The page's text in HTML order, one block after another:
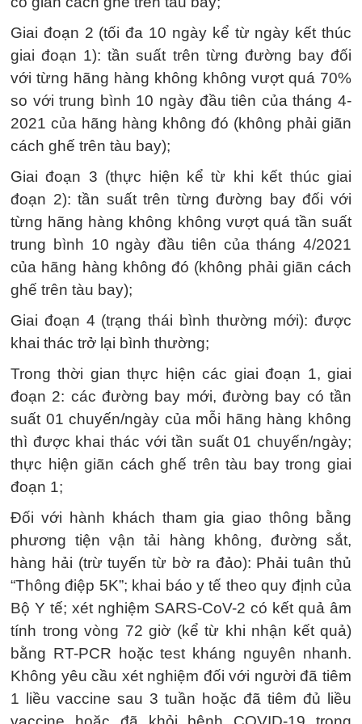
Giai đoạn 2 (tối đa 10 ngày kể từ ngày kết thúc
giai đoạn 1): tần suất trên từng đường bay đối
với từng hãng hàng không không vượt quá 70%
so với trung bình 10 ngày đầu tiên của tháng 4-
2021 của hãng hàng không đó (không phải giãn
cách ghế trên tàu bay);
Giai đoạn 3 (thực hiện kể từ khi kết thúc giai
đoạn 2): tần suất trên từng đường bay đối với
từng hãng hàng không không vượt quá tần suất
trung bình 10 ngày đầu tiên của tháng 4/2021
của hãng hàng không đó (không phải giãn cách
ghế trên tàu bay);
Giai đoạn 4 (trạng thái bình thường mới): được
khai thác trở lại bình thường;
Trong thời gian thực hiện các giai đoạn 1, giai
đoạn 2: các đường bay mới, đường bay có tần
suất 01 chuyến/ngày của mỗi hãng hàng không
thì được khai thác với tần suất 01 chuyến/ngày;
thực hiện giãn cách ghế trên tàu bay trong giai
đoạn 1;
Đối với hành khách tham gia giao thông bằng
phương tiện vận tải hàng không, đường sắt,
hàng hải (trừ tuyến từ bờ ra đảo): Phải tuân thủ
“Thông điệp 5K”; khai báo y tế theo quy định của
Bộ Y tế; xét nghiệm SARS-CoV-2 có kết quả âm
tính trong vòng 72 giờ (kể từ khi nhận kết quả)
bằng RT-PCR hoặc test kháng nguyên nhanh.
Không yêu cầu xét nghiệm đối với người đã tiêm
1 liều vaccine sau 3 tuần hoặc đã tiêm đủ liều